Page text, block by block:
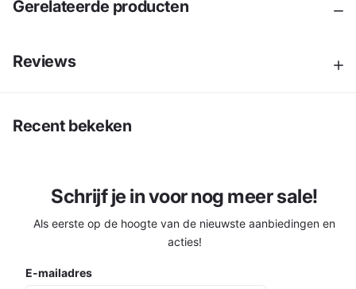
Gerelateerde producten
Reviews
Recent bekeken
Schrijf je in voor nog meer sale!
Als eerste op de hoogte van de nieuwste aanbiedingen en
acties!
E-mailadres